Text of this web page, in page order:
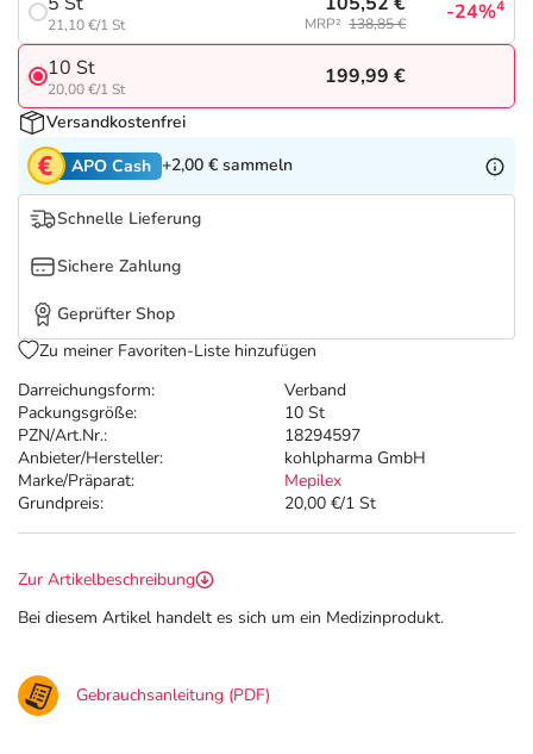
Tierapotheke
Vitamine & Mineralstoffe
Marken
Salus Deals
Darreichungsform:
Verband
Packungsgröße:
10 St
PZN/Art.Nr.:
18294597
Anbieter/Hersteller:
kohlpharma GmbH
Marke/Präparat:
Mepilex
Grundpreis:
20,00 €/1 St
21,10 €/1 St MRP² 138,85 € -24%4
10 St
20,00 €/1 St
199,99 €
Versandkostenfrei
APO Cash +2,00 € sammeln
Schnelle Lieferung
Sichere Zahlung
Geprüfter Shop
Zu meiner Favoriten-Liste hinzufügen
Zur Artikelbeschreibung
Bei diesem Artikel handelt es sich um ein Medizinprodukt.
Gebrauchsanleitung (PDF)